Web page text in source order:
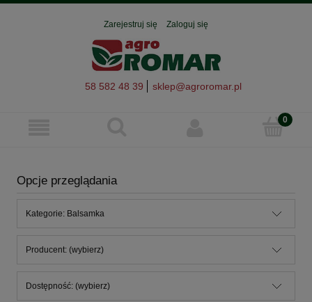
Zarejestruj się Zaloguj się
58 582 48 39 sklep@agroromar.pl
Opcje przeglądania
Kategorie: Balsamka
Producent: (wybierz)
Dostępność: (wybierz)